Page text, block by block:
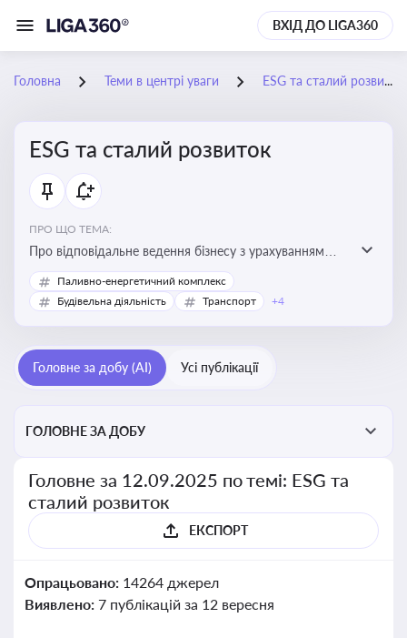
ВХІД ДО LIGA360
Головна Теми в центрі уваги ESG та сталий розвиток
ESG та сталий розвиток
ПРО ЩО ТЕМА:
Про відповідальне ведення бізнесу з урахуванням
екологічних, соціальних та управлінських факторів
для досягнення довгострокової сталості
Паливно-енергетичний комплекс
Будівельна діяльність
Транспорт +4
Головне за добу (AI) Усі публікації
ГОЛОВНЕ ЗА ДОБУ
Головне за 12.09.2025 по темі: ESG та
сталий розвиток
ЕКСПОРТ
Опрацьовано: 14264 джерел
Виявлено: 7 публікацій за 12 вересня